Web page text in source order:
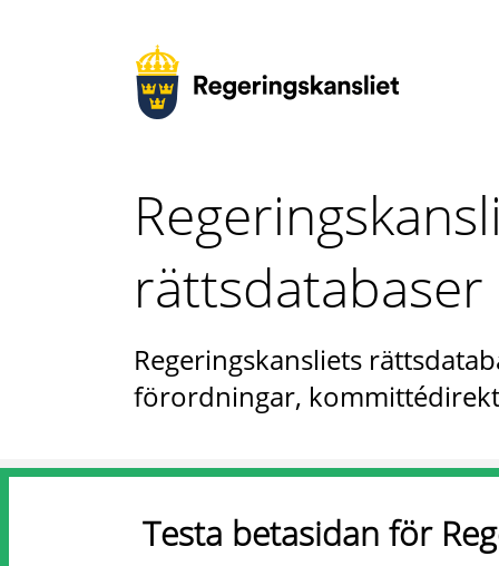
rättsdatabaser
Regeringskansliets
förordningar,
Testa betasidan för